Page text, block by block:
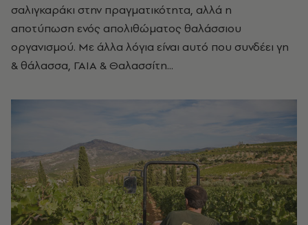
σαλιγκαράκι στην πραγματικότητα, αλλά η
αποτύπωση ενός απολιθώματος θαλάσσιου
οργανισμού. Με άλλα λόγια είναι αυτό που συνδέει γη
& θάλασσα, ΓΑΙΑ & Θαλασσίτη...